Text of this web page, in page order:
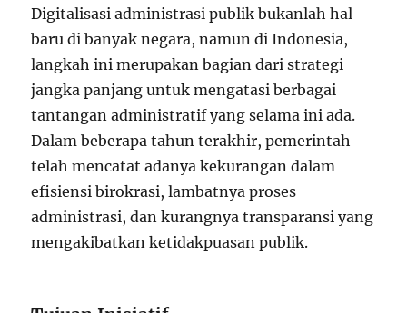
Digitalisasi administrasi publik bukanlah hal
baru di banyak negara, namun di Indonesia,
langkah ini merupakan bagian dari strategi
jangka panjang untuk mengatasi berbagai
tantangan administratif yang selama ini ada.
Dalam beberapa tahun terakhir, pemerintah
telah mencatat adanya kekurangan dalam
efisiensi birokrasi, lambatnya proses
administrasi, dan kurangnya transparansi yang
mengakibatkan ketidakpuasan publik.